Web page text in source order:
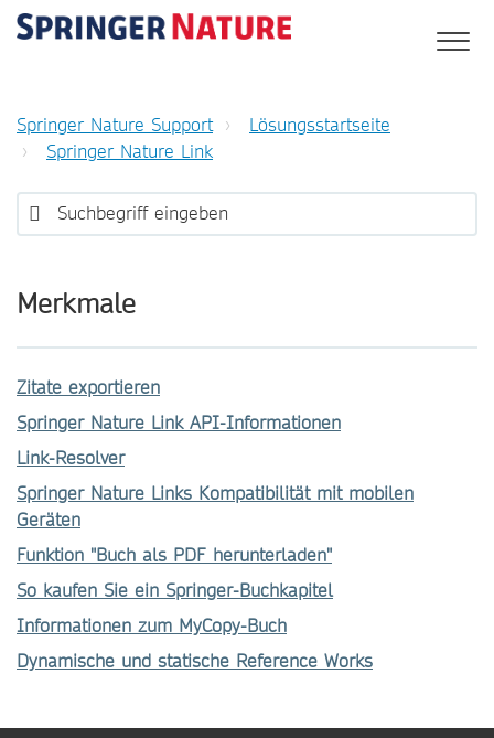
Springer Nature Support
Lösungsstartseite
Springer Nature Link
Merkmale
Zitate exportieren
Springer Nature Link API-Informationen
Link-Resolver
Springer Nature Links Kompatibilität mit mobilen
Geräten
Funktion "Buch als PDF herunterladen"
So kaufen Sie ein Springer-Buchkapitel
Informationen zum MyCopy-Buch
Dynamische und statische Reference Works